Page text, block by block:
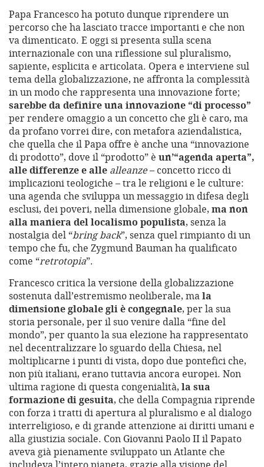
Papa Francesco ha potuto dunque riprendere un
percorso che ha lasciato tracce importanti e che non
va dimenticato. E oggi si presenta sulla scena
internazionale con una riflessione sul pluralismo,
sapiente, esplicita e articolata. Opera e interviene sul
tema della globalizzazione, ne affronta la complessità
in un modo che rappresenta una innovazione forte;
sarebbe da definire una innovazione “di processo”
per rendere omaggio a un concetto che gli è caro, ma
da profano vorrei dire, con metafora aziendalistica,
che quella che il Papa offre è anche una “innovazione
di prodotto”, dove il “prodotto” è un’“agenda aperta”,
alle differenze e alle alleanze– concetto ricco di
implicazioni teologiche – tra le religioni e le culture:
una agenda che sviluppa un messaggio in difesa degli
esclusi, dei poveri, nella dimensione globale, ma non
alla maniera del localismo populista, senza la
nostalgia del “bring back”, senza quel rimpianto di un
tempo che fu, che Zygmund Bauman ha qualificato
come “retrotopia”.
Francesco critica la versione della globalizzazione
sostenuta dall’estremismo neoliberale, mala
dimensione globale gli è congegnale, per la sua
storia personale, per il suo venire dalla “fine del
mondo”, per quanto la sua elezione ha rappresentato
nel decentralizzare lo sguardo della Chiesa, nel
moltiplicarne i punti di vista, dopo due pontefici che,
non più italiani, erano tuttavia ancora europei. Non
ultima ragione di questa congenialità, la sua
formazione di gesuita, che della Compagnia riprende
con forza i tratti di apertura al pluralismo e al dialogo
interreligioso, e di grande attenzione ai diritti umani e
alla giustizia sociale. Con Giovanni Paolo II il Papato
aveva già pienamente sviluppato un Atlante che